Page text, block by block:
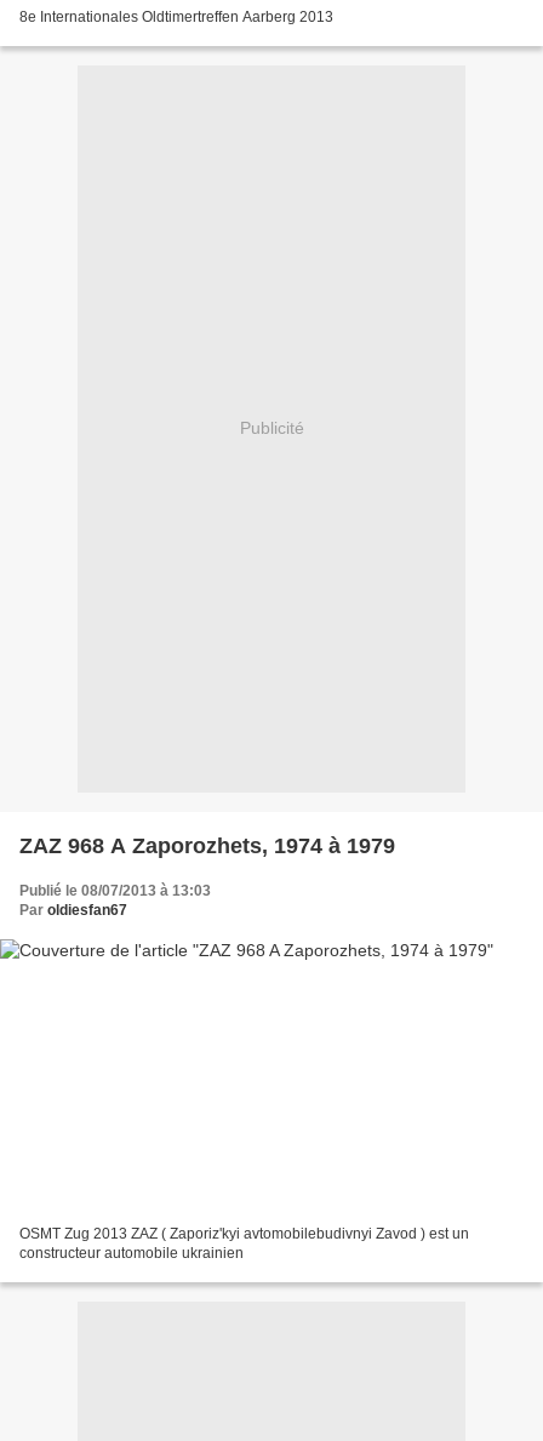
8e Internationales Oldtimertreffen Aarberg 2013
Publicité
ZAZ 968 A Zaporozhets, 1974 à 1979
Publié le 08/07/2013 à 13:03
Par oldiesfan67
OSMT Zug 2013 ZAZ ( Zaporiz'kyi avtomobilebudivnyi Zavod ) est un
constructeur automobile ukrainien